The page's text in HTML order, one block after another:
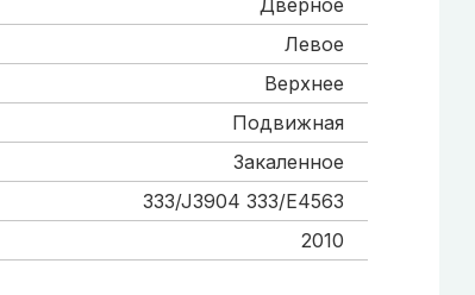
Дверное
Левое
Верхнее
Подвижная
Закаленное
333/J3904 333/E4563
2010